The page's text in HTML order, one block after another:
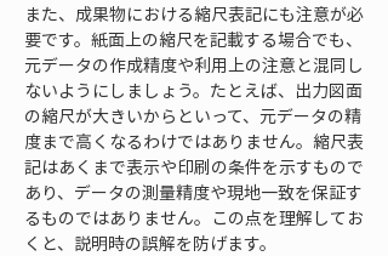
また、成果物における縮尺表記にも注意が必
要です。紙面上の縮尺を記載する場合でも、
元データの作成精度や利用上の注意と混同し
ないようにしましょう。たとえば、出力図面
の縮尺が大きいからといって、元データの精
度まで高くなるわけではありません。縮尺表
記はあくまで表示や印刷の条件を示すもので
あり、データの測量精度や現地一致を保証す
るものではありません。この点を理解してお
くと、説明時の誤解を防げます。